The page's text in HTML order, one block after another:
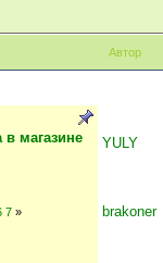
Автор
магазине
YULY
7 » brakoner